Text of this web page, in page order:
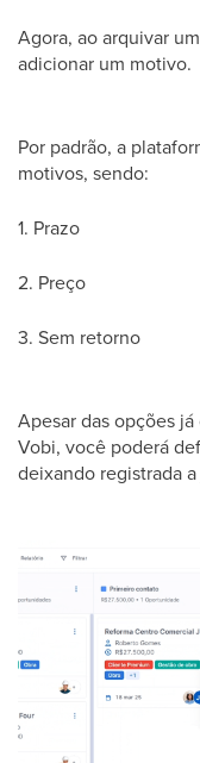
Agora, ao arquivar
adicionar um motivo.
Por padrão, a
motivos, sendo:
1. Prazo
2. Preço
3. Sem retorno
Apesar das opções
Vobi, você poderá
deixando registrada